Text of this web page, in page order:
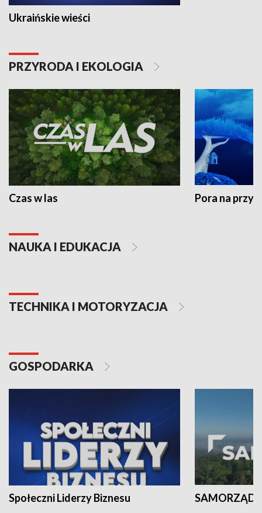
Ukraińskie wieści
PRZYRODA I EKOLOGIA
Czas w las Pora na
NAUKA I EDUKACJA
TECHNIKA I MOTORYZACJA
GOSPODARKA
Społeczni Liderzy Biznesu SAMORZĄD